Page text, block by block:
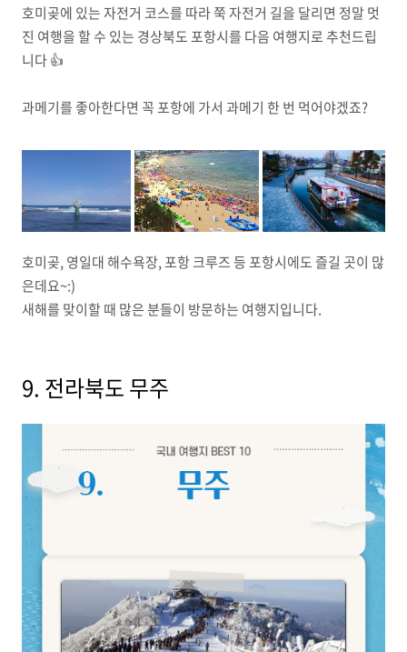
호미곶에 있는 자전거 코스를 따라 쭉 자전거 길을 달리면 정말 멋
진 여행을 할 수 있는 경상북도 포항시를 다음 여행지로 추천드립
니다 👍
과메기를 좋아한다면 꼭 포항에 가서 과메기 한 번 먹어야겠죠?
호미곶, 영일대 해수욕장, 포항 크루즈 등 포항시에도 즐길 곳이 많
은데요~:)
새해를 맞이할 때 많은 분들이 방문하는 여행지입니다.
9. 전라북도 무주